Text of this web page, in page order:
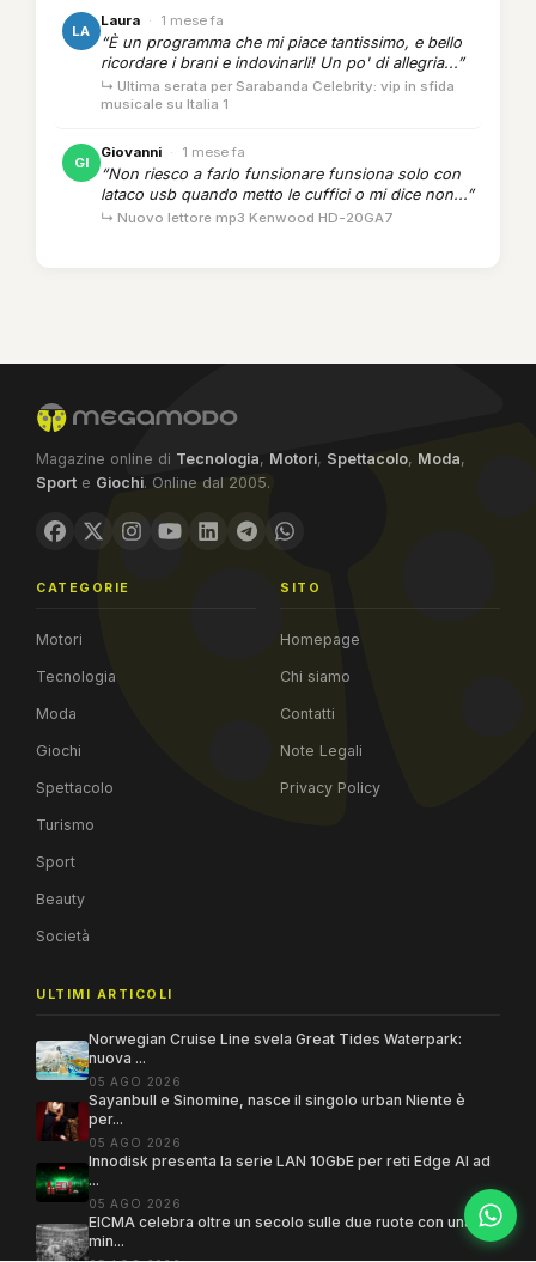
LA
Laura · 1 mese fa
“È un programma che mi piace tantissimo, e bello
ricordare i brani e indovinarli! Un po' di allegria...”
↳ Ultima serata per Sarabanda Celebrity: vip in sfida
musicale su Italia 1
GI
Giovanni · 1 mese fa
“Non riesco a farlo funsionare funsiona solo con
lataco usb quando metto le cuffici o mi dice non...”
↳ Nuovo lettore mp3 Kenwood HD-20GA7
Magazine online di Tecnologia, Motori, Spettacolo, Moda,
Sport e Giochi. Online dal 2005.
CATEGORIE
Motori
Tecnologia
Moda
Giochi
Spettacolo
Turismo
Sport
Beauty
Società
SITO
Homepage
Chi siamo
Contatti
Note Legali
Privacy Policy
ULTIMI ARTICOLI
Norwegian Cruise Line svela Great Tides Waterpark:
nuova ...
05 AGO 2026
Sayanbull e Sinomine, nasce il singolo urban Niente è
per...
05 AGO 2026
Innodisk presenta la serie LAN 10GbE per reti Edge AI ad
...
05 AGO 2026
EICMA celebra oltre un secolo sulle due ruote con una
min...